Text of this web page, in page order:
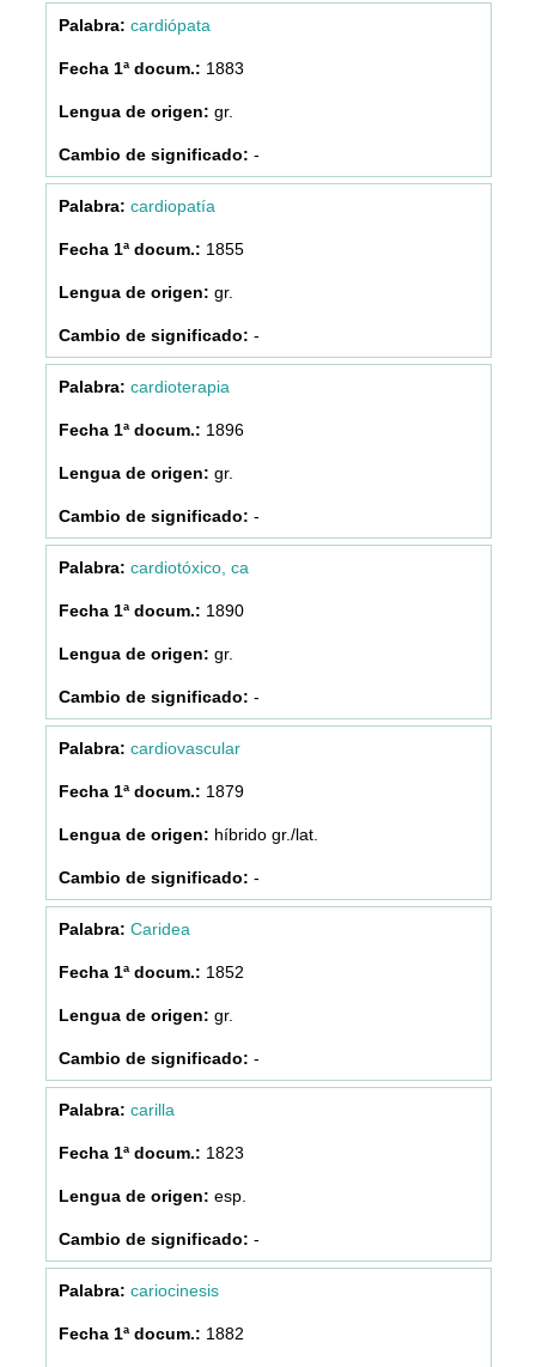
cardiópata
1883
gr.
-
cardiopatía
1855
gr.
-
cardioterapia
1896
gr.
-
cardiotóxico, ca
1890
gr.
-
cardiovascular
1879
híbrido gr./lat.
-
Caridea
1852
gr.
-
carilla
1823
esp.
-
cariocinesis
1882